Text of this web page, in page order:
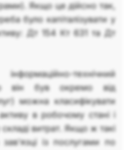
Якщо це дійсно так,
було капіталізувати у
Дт 154 Кт 631 та Дт
технічний
він був окремо від
можна класифікувати
в робочому стані і
складі витрат. Якщо ж такі
із послугами по